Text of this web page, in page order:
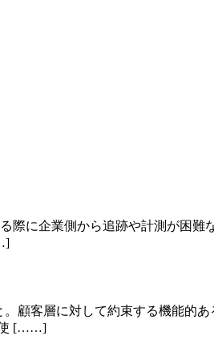
際に企業側から追跡や計測が困難
顧客層に対して約束する機能的
使 [……]